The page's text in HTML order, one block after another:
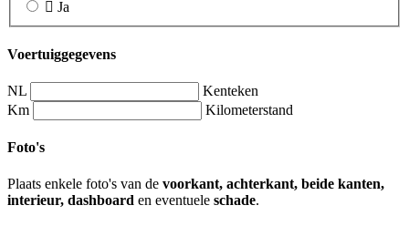
Ja
Voertuiggegevens
NL
Kenteken
Km
Kilometerstand
Foto's
Plaats enkele foto's van de voorkant, achterkant, beide kanten,
interieur, dashboard en eventuele schade.